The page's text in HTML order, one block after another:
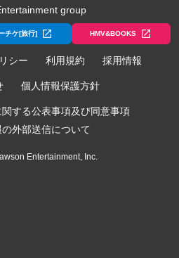
group
チケ[旅行] HMV&BOOKS
シー 利用規約 採用情報
個人情報保護方針
する公表事項及び同意事項
外部送信について
Entertainment, Inc.